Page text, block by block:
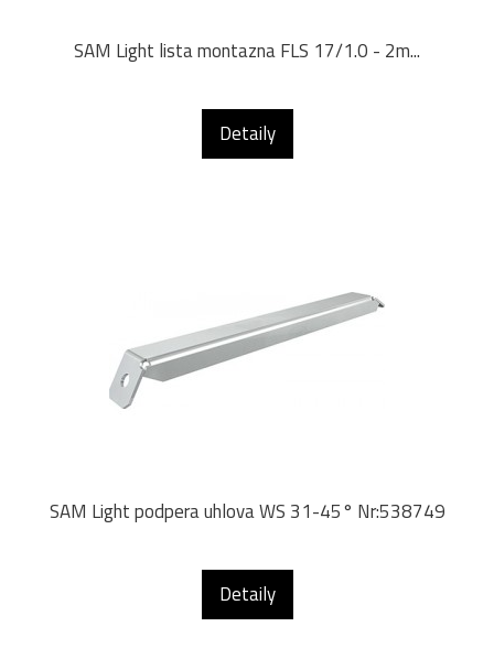
SAM Light lista montazna FLS 17/1.0 - 2m...
Detaily
SAM Light podpera uhlova WS 31-45° Nr:538749
Detaily